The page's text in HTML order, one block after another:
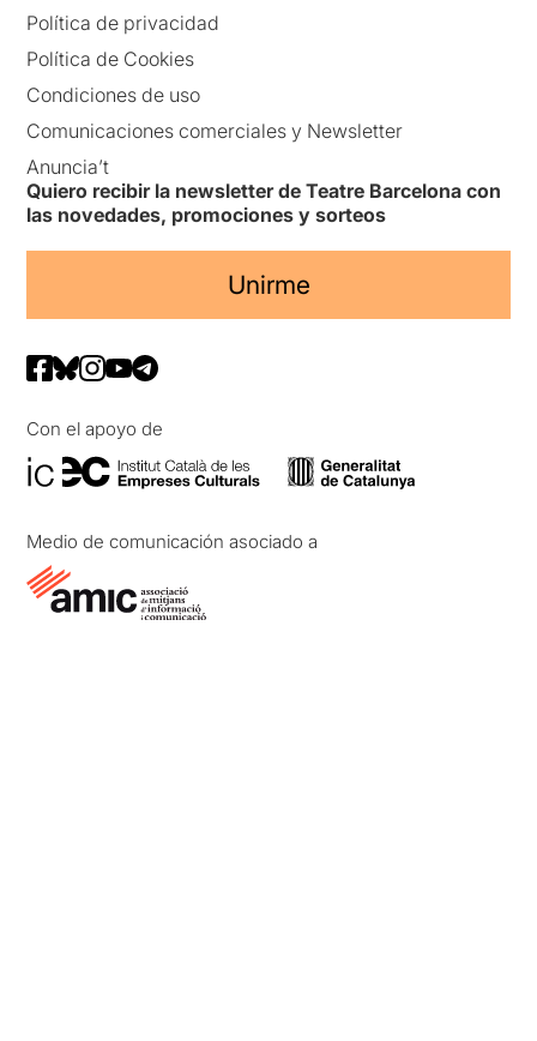
Política de privacidad
Política de Cookies
Condiciones de uso
Comunicaciones comerciales y Newsletter
Anuncia’t
Quiero recibir la newsletter de Teatre Barcelona con
las novedades, promociones y sorteos
Unirme
Con el apoyo de
Medio de comunicación asociado a